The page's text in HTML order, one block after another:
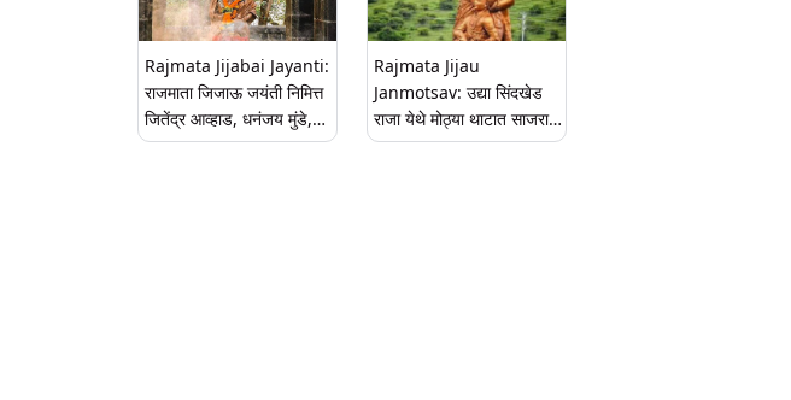
Rajmata Jijabai Jayanti:
राजमाता जिजाऊ जयंती निमित्त
जितेंद्र आव्हाड, धनंजय मुंडे,
सुप्रिया सुळे यांच्याकडून विनम्र
Rajmata Jijau
Janmotsav: उद्या सिंदखेड
राजा येथे मोठ्या थाटात साजरा
होणार राजमाता जिजाऊंचा